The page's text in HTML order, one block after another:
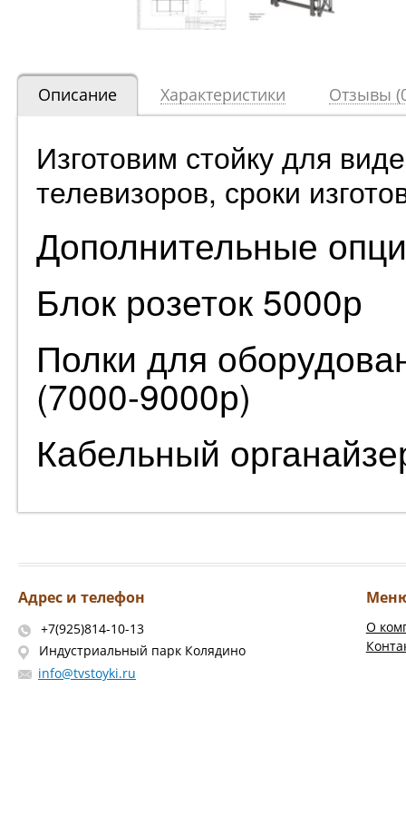
Описание Характеристики Отзывы
Изготовим стойку для
телевизоров, сроки
Дополнительные
Блок розеток 5000р
Полки для
(7000-9000р)
Кабельный
Адрес и телефон
+7(925)814-10-13
Индустриальный парк Колядино
info@tvstoyki.ru
О